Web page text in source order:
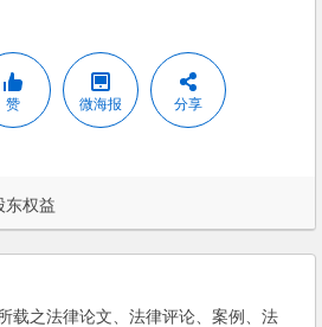
赞 微海报 分享
东权益
载之法律论文、法律评论、案例、法